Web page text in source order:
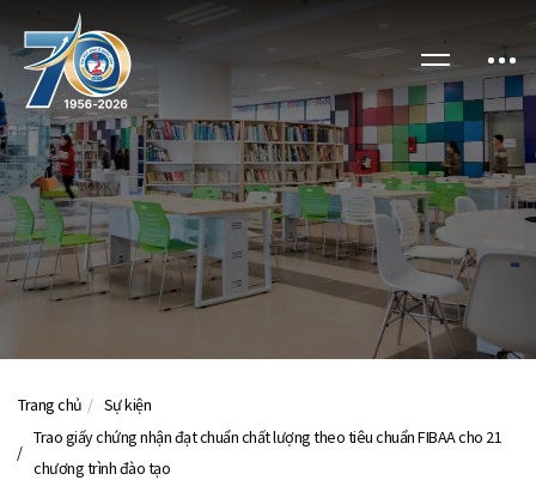
Trang chủ
Sự kiện
Trao giấy chứng nhận đạt chuẩn chất lượng theo tiêu chuẩn FIBAA cho 21
chương trình đào tạo